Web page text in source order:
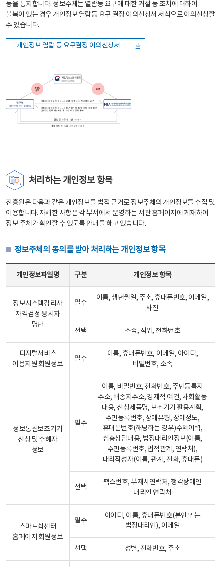
등을 통지합니다. 정보주체는 열람등 요구에 대한 거절 등 조치에 대하여
불복이 있는 경우 개인정보 열람등 요구 결정 이의신청서 서식으로 이의신청할
수 있습니다.
개인정보 열람 등 요구결정 이의신청서
처리하는 개인정보 항목
진흥원은 다음과 같은 개인정보를 법적 근거로 정보주체의 개인정보를 수집 및
이용합니다. 자세한 사항은 각 부서에서 운영하는 서관 홈페이지에 게재하여
정보 주체가 확인할 수 있도록 안내를 하고 있습니다.
정보주체의 동의를 받아 처리하는 개인정보 항목
개인정보파일명 구분 개인정보 항목
정보시스템감리사
자격검정 응시자
명단
필수
이름, 생년월일, 주소, 휴대폰번호, 이메일,
사진
선택 소속, 직위, 전화번호
디지털서비스
이용지원 회원정보
필수
이름, 휴대폰번호, 이메일, 아이디,
비밀번호, 소속
정보통신보조기기
신청 및 수혜자
정보
필수
이름, 비밀번호, 전화번호, 주민등록지
주소, 배송지주소, 경제적 여건, 사회활동
내용, 신청제품명, 보조기기 활용계획,
주민등록번호, 장애유형, 장애정도,
휴대폰번호(해당하는 경우)수혜이력,
심층상담내용, 법정대리인정보(이름,
주민등록번호, 법적관계, 연락처),
대리작성자(이름, 관계, 전화, 휴대폰)
선택
팩스번호, 부재시연락처, 청각장애인
대리인 연락처
스마트쉼센터
홈페이지 회원정보
필수
아이디, 이름, 휴대폰번호(본인 또는
법정대리인), 이메일
선택 성별, 전화번호, 주소